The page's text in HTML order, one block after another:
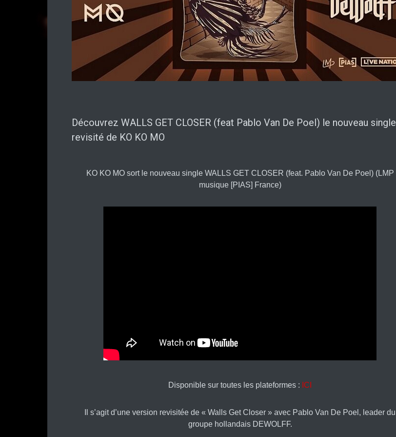
Découvrez WALLS GET CLOSER (feat Pablo Van De Poel) le nouveau single
revisité de KO KO MO
KO KO MO sort le nouveau single WALLS GET CLOSER (feat. Pablo Van De Poel) (LMP
musique [PIAS] France)
Disponible sur toutes les plateformes : ICI
Il s’agit d’une version revisitée de « Walls Get Closer » avec Pablo Van De Poel, leader du
groupe hollandais DEWOLFF.